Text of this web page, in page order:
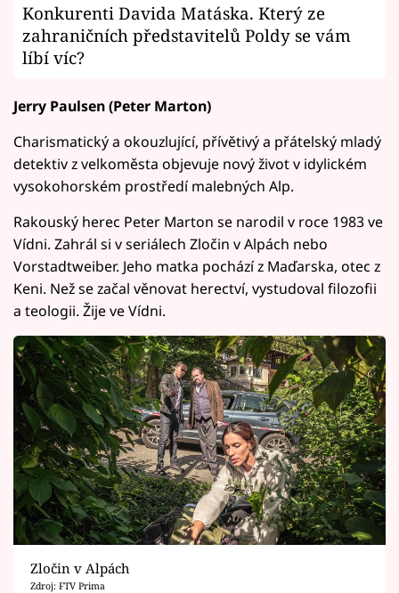
Konkurenti Davida Matáska. Který ze
zahraničních představitelů Poldy se vám
líbí víc?
Jerry Paulsen (Peter Marton)
Charismatický a okouzlující, přívětivý a přátelský mladý
detektiv z velkoměsta objevuje nový život v idylickém
vysokohorském prostředí malebných Alp.
Rakouský herec Peter Marton se narodil v roce 1983 ve
Vídni. Zahrál si v seriálech Zločin v Alpách nebo
Vorstadtweiber. Jeho matka pochází z Maďarska, otec z
Keni. Než se začal věnovat herectví, vystudoval filozofii
a teologii. Žije ve Vídni.
Zločin v Alpách
Zdroj: FTV Prima